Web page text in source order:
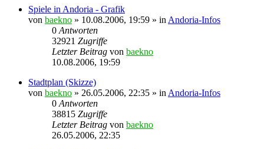
Spiele in Andoria - Grafik
von baekno » 10.08.2006, 19:59 » in Andoria-Infos
0 Antworten
32921 Zugriffe
Letzter Beitrag von baekno
10.08.2006, 19:59
Stadtplan (Skizze)
von baekno » 26.05.2006, 22:35 » in Andoria-Infos
0 Antworten
38815 Zugriffe
Letzter Beitrag von baekno
26.05.2006, 22:35